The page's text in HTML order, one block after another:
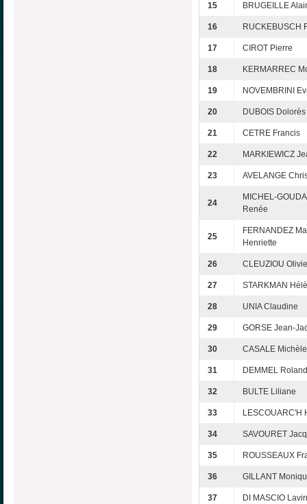
15 BRUGEILLE
16 RUCKEBUSCH
17 CIROT Pierre
18 KERMARREC
19 NOVEMBRINI
20 DUBOIS Dolorès
21 CETRE Francis
22 MARKIEWICZ
23 AVELANGE
24
MICHEL-
Renée
25
FERNANDEZ
Henriette
26 CLEUZIOU
27 STARKMAN
28 UNIA Claudine
29 GORSE Jean-
30 CASALE Michèle
31 DEMMEL Roland
32 BULTE Liliane
33 LESCOUARC'H
34 SAVOURET
35 ROUSSEAUX
36 GILLANT
37 DI MASCIO